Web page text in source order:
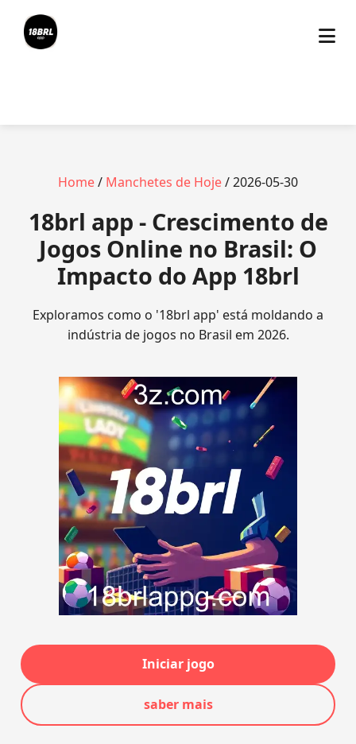
Home/ Manchetes de Hoje/ 2026-05-30
18brl app - Crescimento de
Jogos Online no Brasil: O
Impacto do App 18brl
Exploramos como o '18brl app' está moldando a
indústria de jogos no Brasil em 2026.
Iniciar jogo
saber mais